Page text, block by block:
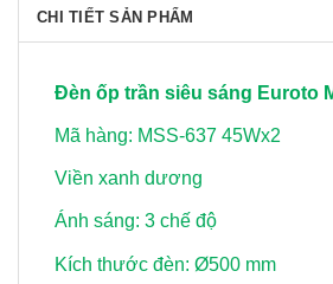
CHI TIẾT SẢN PHẨM
Đèn ốp trần siêu sáng Euroto
Mã hàng: MSS-637 45Wx2
Viền xanh dương
Ánh sáng: 3 chế độ
Kích thước đèn: Ø500 mm